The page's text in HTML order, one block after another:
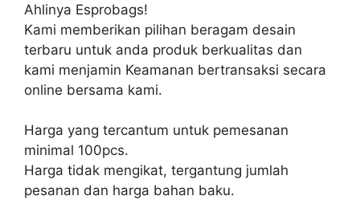
Ahlinya Esprobags!
Kami memberikan pilihan beragam desain
terbaru untuk anda produk berkualitas dan
kami menjamin Keamanan bertransaksi secara
online bersama kami.
Harga yang tercantum untuk pemesanan
minimal 100pcs.
Harga tidak mengikat, tergantung jumlah
pesanan dan harga bahan baku.